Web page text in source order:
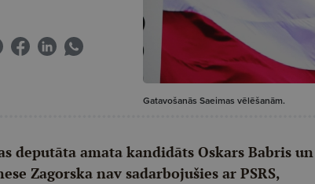
Gatavošanās Saeimas vēlēšanām.
deputāta amata kandidāts Oskars Babris un
Zagorska nav sadarbojušies ar PSRS,